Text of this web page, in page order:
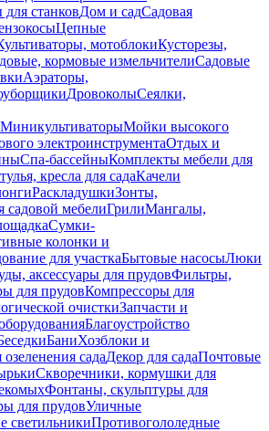
станковДом и садСадовая
Цепные
мотоблокиКусторезы,
кормовые измельчителиСадовые
Аэраторы,
ДровоколыСеялки,
МиникультиваторыМойки высокого
электроинструментаОтдых и
Спа-бассейныКомплекты мебели для
кресла для садаКачели
РаскладушкиЗонты,
садовой мебелиГрилиМангалы,
Сумки-
колонки и
для участкаБытовые насосыЛюки
аксессуары для прудовФильтры,
для прудовКомпрессоры для
очисткиЗапчасти и
Благоустройство
БаниХозблоки и
садаДекор для садаПочтовые
Скворечники, кормушки для
Фонтаны, скульптуры для
для прудовУличные
светильникиПротивогололедные